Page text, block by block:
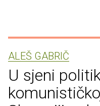
ALEŠ GABRIČ
U sjeni